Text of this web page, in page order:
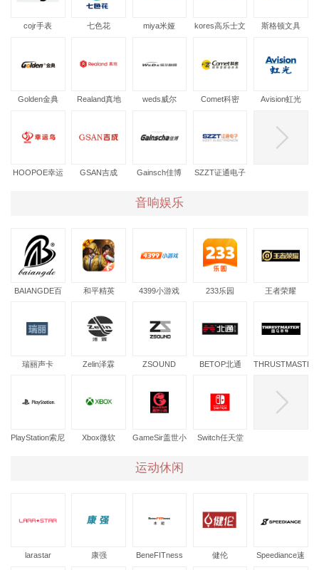
cojr手表 七色花 miya米娅
kores高乐士文
斯格顿文具
Golden金典 Realand真地 weds威尔 Comet科密 Avision虹光
HOOPOE幸运
GSAN吉成 Gainsch佳博 SZZT证通电子
音响娱乐
BAIANGDE百
和平精英 4399小游戏 233乐园 王者荣耀
瑞丽声卡 Zelin泽霖 ZSOUND BETOP北通
THRUSTMASTER
PlayStation索尼 Xbox微软
GameSir盖世小
Switch任天堂
运动休闲
larastar 康强 BeneFITness 健伦
Speediance速